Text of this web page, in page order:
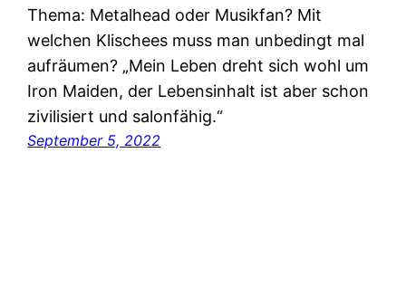
Thema: Metalhead oder Musikfan? Mit
welchen Klischees muss man unbedingt mal
aufräumen? „Mein Leben dreht sich wohl um
Iron Maiden, der Lebensinhalt ist aber schon
zivilisiert und salonfähig.“
September 5, 2022